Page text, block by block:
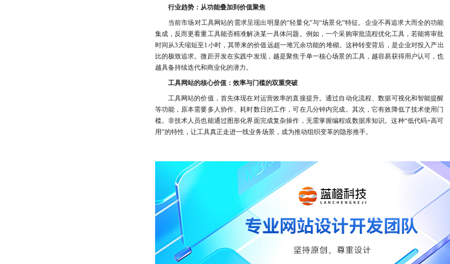
行业趋势：从功能叠加到价值聚焦
当前市场对工具网站的需求呈现出明显的“轻量化”与“场景化”特征。企业不再追求大而全的功能
集成，反而更看重工具能否精准解决某一具体问题。例如，一个采购审批流程优化工具，若能将审批
时间从3天缩短至1小时，其带来的价值远超一堆冗余功能的堆砌。这种转变背后，是企业对投入产出
比的极致追求。微距开发在实践中发现，越是聚焦于单一核心场景的工具，越容易获得用户认可，也
越具备持续迭代和商业化的潜力。
工具网站的核心价值：效率与门槛的双重突破
工具网站的价值，首先体现在对运营效率的直接提升。通过自动化流程、数据可视化和智能提醒
等功能，原本需要多人协作、耗时数日的工作，可在几分钟内完成。其次，它有效降低了技术使用门
槛。非技术人员也能通过图形化界面完成复杂操作，无需掌握编程或数据库知识。这种“低代码+高可
用”的特性，让工具真正走进一线业务场景，成为推动组织变革的隐形推手。